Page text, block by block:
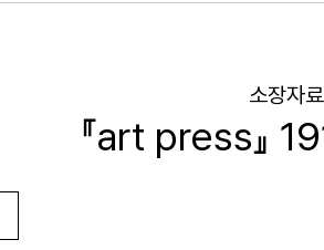
소장자
『art press』